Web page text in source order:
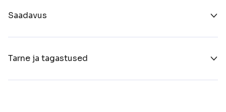
Saadavus
Tarne ja tagastused